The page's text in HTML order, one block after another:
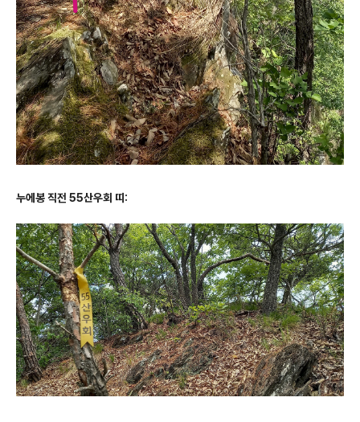
누에봉 직전 55산우회 띠: